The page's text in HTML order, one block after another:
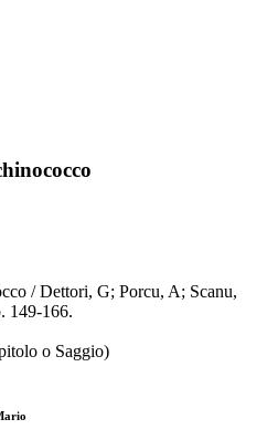
/ Dettori, G; Porcu, A; Scanu,
149-166.
o Saggio)